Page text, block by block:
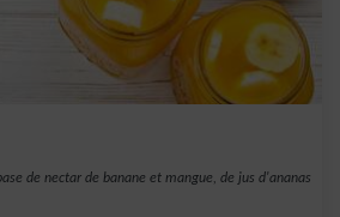
de nectar de banane et mangue, de jus d'ananas